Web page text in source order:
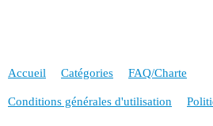
Accueil Catégories FAQ/Charte
Conditions générales d'utilisation